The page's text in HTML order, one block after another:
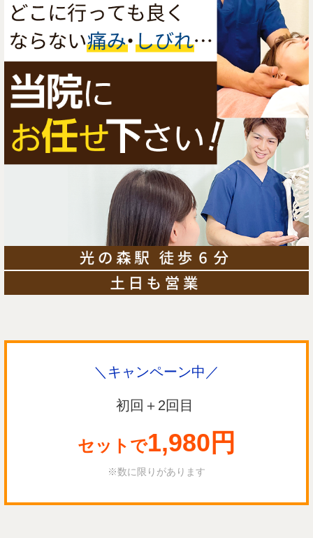
＼キャンペーン中／
初回＋2回目
セットで1,980円
※数に限りがあります